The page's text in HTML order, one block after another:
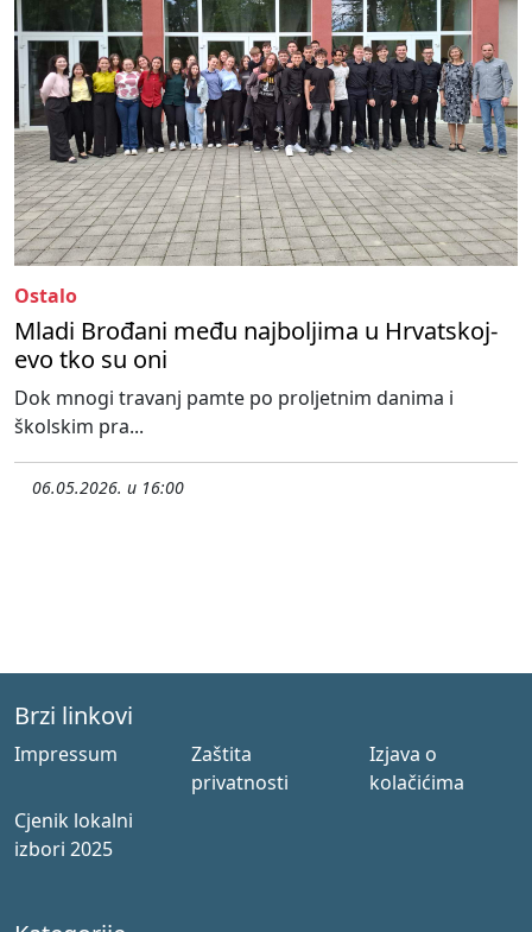
Ostalo
Mladi Brođani među najboljima u Hrvatskoj-
evo tko su oni
Dok mnogi travanj pamte po proljetnim danima i
školskim pra...
06.05.2026. u 16:00
Brzi linkovi
Impressum
Zaštita
privatnosti
Izjava o
kolačićima
Cjenik lokalni
izbori 2025